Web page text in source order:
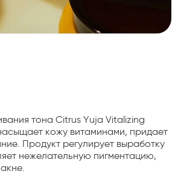
тона Citrus Yuja Vitalizing
кожу витаминами, придает
Продукт регулирует выработку
нежелательную пигментацию,